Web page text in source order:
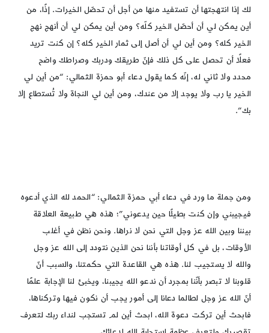
لك إذا انتهجتها أن تستفيد منها من أجل أن تحصّل الخيرات. إذًا، من
أين يمكن لي أن أحصّل الخير كلّه؟ ومن أين يمكن لي أن أنهج نهج
الخير كله؟ ومن أين لي أن أصل إلى ثمار الخير كله؟ إن كنت تريد
فعلًا أن تحصل على كل ذلك فإنّ طريقك ودربك وصراطك واضح
محدد ولا ثاني له، إنّه كما يقول دعاء أبو حمزة الثمالي: “من أين لي
الخير يا رب ولا يوجد إلا من عندك، ومن أين لي النجاة ولا تُستطاع إلا
بك”.
ومن جملة ما ورد في دعاء أبي حمزة الثمالي: “الحمد لله الذي أدعوه
فيجيبني وإن كنت بطيئًا حين يدعوني”؛ هذه هي طبيعة العلاقة
بيننا وبين الله عز وجل التي نحن لا نراها. ونحن نظن في أغلب
الأوقات، بل في كل أوقاتنا بأننا نحن الذين نتودد إلى الله عز وجل
والله لا يستجيب لنا. هذه هي القاعدة التي حكمتنا، والسبب أنّ
قلوبنا لا تبصر بأنّنا بمجرد أن ندعو الله يجيبنا، ويخبئ لنا الإجابة علمًا
أنّ الله عز وجل لطالما دعانا إلى أمور يجب أن نكون فيها وتركناها،
فابحث أين تركت دعوة الله، ابحث أين لم تستجب لنداء ربك لتعرف